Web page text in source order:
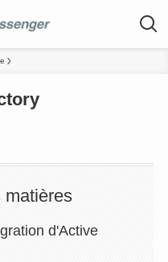
matières
d'Active